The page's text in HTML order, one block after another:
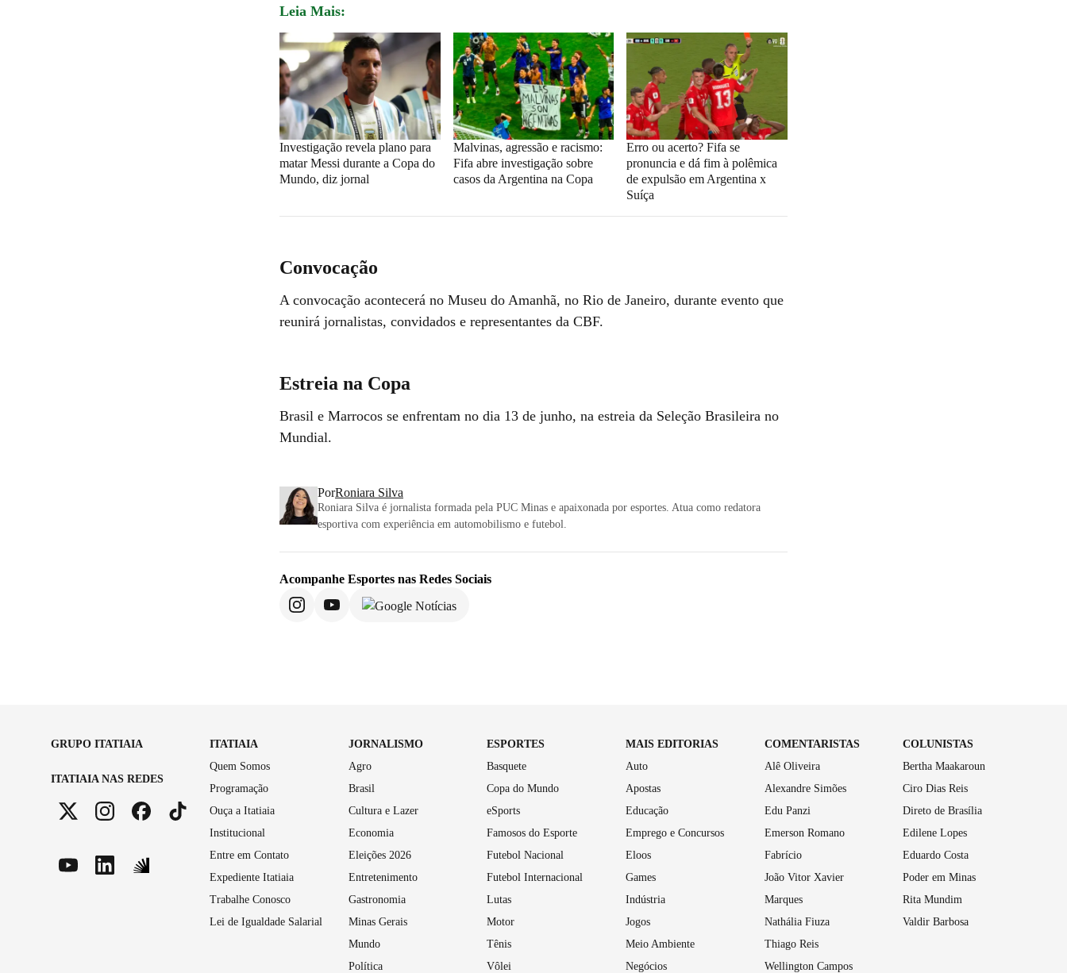
Leia Mais:
Investigação revela plano para
matar Messi durante a Copa do
Mundo, diz jornal
Malvinas, agressão e racismo:
Fifa abre investigação sobre
casos da Argentina na Copa
Erro ou acerto? Fifa se
pronuncia e dá fim à polêmica
de expulsão em Argentina x
Suíça
Convocação
A convocação acontecerá no Museu do Amanhã, no Rio de Janeiro, durante evento que
reunirá jornalistas, convidados e representantes da CBF.
Estreia na Copa
Brasil e Marrocos se enfrentam no dia 13 de junho, na estreia da Seleção Brasileira no
Mundial.
PorRoniara Silva
Roniara Silva é jornalista formada pela PUC Minas e apaixonada por esportes. Atua como redatora
esportiva com experiência em automobilismo e futebol.
Acompanhe Esportes nas Redes Sociais
GRUPO ITATIAIA
ITATIAIA NAS REDES
ITATIAIA
Quem Somos
Programação
Ouça a Itatiaia
Institucional
Entre em Contato
Expediente Itatiaia
Trabalhe Conosco
Lei de Igualdade Salarial
JORNALISMO
Agro
Brasil
Cultura e Lazer
Economia
Eleições 2026
Entretenimento
Gastronomia
Minas Gerais
Mundo
Política
ESPORTES
Basquete
Copa do Mundo
eSports
Famosos do Esporte
Futebol Nacional
Futebol Internacional
Lutas
Motor
Tênis
Vôlei
MAIS EDITORIAS
Auto
Apostas
Educação
Emprego e Concursos
Eloos
Games
Indústria
Jogos
Meio Ambiente
Negócios
COMENTARISTAS
Alê Oliveira
Alexandre Simões
Edu Panzi
Emerson Romano
Fabrício
João Vitor Xavier
Marques
Nathália Fiuza
Thiago Reis
Wellington Campos
COLUNISTAS
Bertha Maakaroun
Ciro Dias Reis
Direto de Brasília
Edilene Lopes
Eduardo Costa
Poder em Minas
Rita Mundim
Valdir Barbosa